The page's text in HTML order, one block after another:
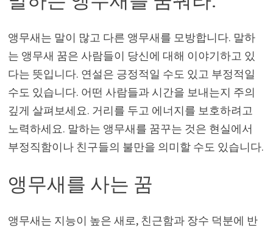
앵무새는 말이 많고 다른 앵무새를 모방합니다. 말하
는 앵무새 꿈은 사람들이 당신에 대해 이야기하고 있
다는 뜻입니다. 연설은 긍정적일 수도 있고 부정적일
수도 있습니다. 어떤 사람들과 시간을 보내는지 주의
깊게 살펴보세요. 거리를 두고 에너지를 보호하려고
노력하세요. 말하는 앵무새를 꿈꾸는 것은 현실에서
부정직함이나 친구들의 불만을 의미할 수도 있습니다.
앵무새를 사는 꿈
앵무새는 지능이 높은 새로, 친근함과 장수 덕분에 반